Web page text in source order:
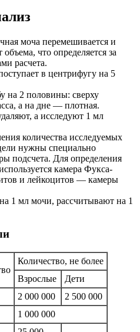
моча перемешивается и
объема, что определяется за
расчета.
в центрифугу на 5
на 2 половины: сверху
а на дне — плотная.
а исследуют 1 мл
количества исследуемых
нужны специально
подсчета. Для определения
камера Фукса-
и лейкоцитов — камеры
1 мл мочи, рассчитывают на 1
Количество, не более
Взрослые
Дети
2 000 000
2 500 000
1 000 000